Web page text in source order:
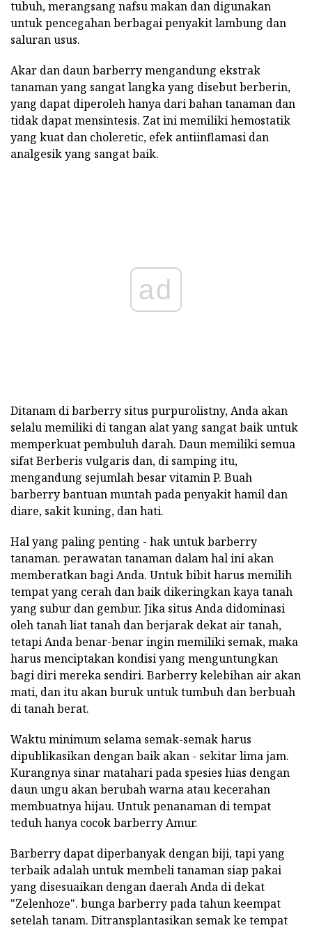
tubuh, merangsang nafsu makan dan digunakan
untuk pencegahan berbagai penyakit lambung dan
saluran usus.
Akar dan daun barberry mengandung ekstrak
tanaman yang sangat langka yang disebut berberin,
yang dapat diperoleh hanya dari bahan tanaman dan
tidak dapat mensintesis. Zat ini memiliki hemostatik
yang kuat dan choleretic, efek antiinflamasi dan
analgesik yang sangat baik.
ad
Ditanam di barberry situs purpurolistny, Anda akan
selalu memiliki di tangan alat yang sangat baik untuk
memperkuat pembuluh darah. Daun memiliki semua
sifat Berberis vulgaris dan, di samping itu,
mengandung sejumlah besar vitamin P. Buah
barberry bantuan muntah pada penyakit hamil dan
diare, sakit kuning, dan hati.
Hal yang paling penting - hak untuk barberry
tanaman. perawatan tanaman dalam hal ini akan
memberatkan bagi Anda. Untuk bibit harus memilih
tempat yang cerah dan baik dikeringkan kaya tanah
yang subur dan gembur. Jika situs Anda didominasi
oleh tanah liat tanah dan berjarak dekat air tanah,
tetapi Anda benar-benar ingin memiliki semak, maka
harus menciptakan kondisi yang menguntungkan
bagi diri mereka sendiri. Barberry kelebihan air akan
mati, dan itu akan buruk untuk tumbuh dan berbuah
di tanah berat.
Waktu minimum selama semak-semak harus
dipublikasikan dengan baik akan - sekitar lima jam.
Kurangnya sinar matahari pada spesies hias dengan
daun ungu akan berubah warna atau kecerahan
membuatnya hijau. Untuk penanaman di tempat
teduh hanya cocok barberry Amur.
Barberry dapat diperbanyak dengan biji, tapi yang
terbaik adalah untuk membeli tanaman siap pakai
yang disesuaikan dengan daerah Anda di dekat
"Zelenhoze". bunga barberry pada tahun keempat
setelah tanam. Ditransplantasikan semak ke tempat